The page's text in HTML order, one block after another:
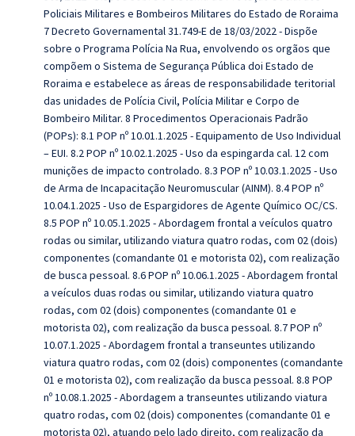
Policiais Militares e Bombeiros Militares do Estado de Roraima
7 Decreto Governamental 31.749-E de 18/03/2022 - Dispõe
sobre o Programa Polícia Na Rua, envolvendo os orgãos que
compõem o Sistema de Segurança Pública doi Estado de
Roraima e estabelece as áreas de responsabilidade teritorial
das unidades de Polícia Civil, Polícia Militar e Corpo de
Bombeiro Militar. 8 Procedimentos Operacionais Padrão
(POPs): 8.1 POP nº 10.01.1.2025 - Equipamento de Uso Individual
– EUI. 8.2 POP nº 10.02.1.2025 - Uso da espingarda cal. 12 com
munições de impacto controlado. 8.3 POP nº 10.03.1.2025 - Uso
de Arma de Incapacitação Neuromuscular (AINM). 8.4 POP nº
10.04.1.2025 - Uso de Espargidores de Agente Químico OC/CS.
8.5 POP nº 10.05.1.2025 - Abordagem frontal a veículos quatro
rodas ou similar, utilizando viatura quatro rodas, com 02 (dois)
componentes (comandante 01 e motorista 02), com realização
de busca pessoal. 8.6 POP nº 10.06.1.2025 - Abordagem frontal
a veículos duas rodas ou similar, utilizando viatura quatro
rodas, com 02 (dois) componentes (comandante 01 e
motorista 02), com realização da busca pessoal. 8.7 POP nº
10.07.1.2025 - Abordagem frontal a transeuntes utilizando
viatura quatro rodas, com 02 (dois) componentes (comandante
01 e motorista 02), com realização da busca pessoal. 8.8 POP
nº 10.08.1.2025 - Abordagem a transeuntes utilizando viatura
quatro rodas, com 02 (dois) componentes (comandante 01 e
motorista 02), atuando pelo lado direito, com realização da